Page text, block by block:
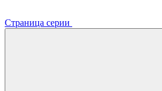
Страница серии